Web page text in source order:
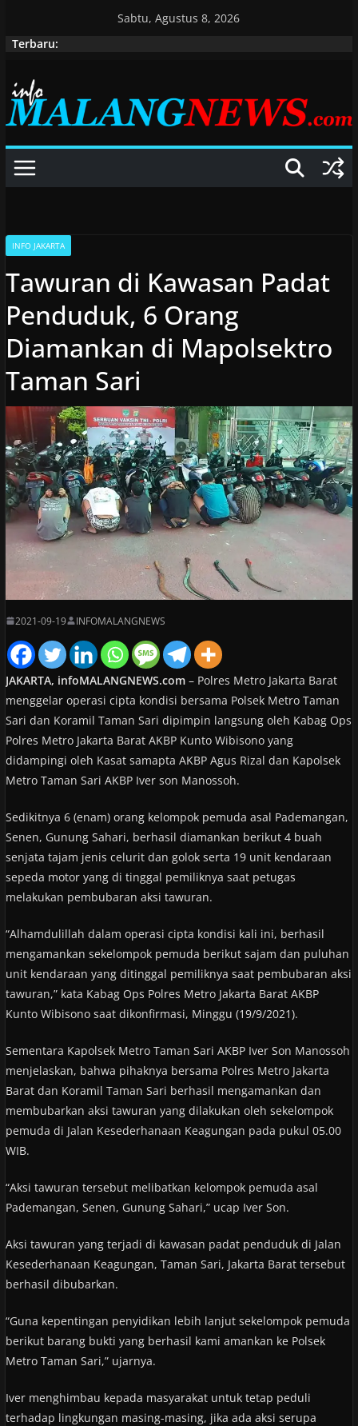
Sabtu, Agustus 8, 2026
Terbaru:
INFO JAKARTA
Tawuran di Kawasan Padat
Penduduk, 6 Orang
Diamankan di Mapolsektro
Taman Sari
2021-09-19 INFOMALANGNEWS
JAKARTA, infoMALANGNEWS.com– Polres Metro Jakarta Barat
menggelar operasi cipta kondisi bersama Polsek Metro Taman
Sari dan Koramil Taman Sari dipimpin langsung oleh Kabag Ops
Polres Metro Jakarta Barat AKBP Kunto Wibisono yang
didampingi oleh Kasat samapta AKBP Agus Rizal dan Kapolsek
Metro Taman Sari AKBP Iver son Manossoh.
Sedikitnya 6 (enam) orang kelompok pemuda asal Pademangan,
Senen, Gunung Sahari, berhasil diamankan berikut 4 buah
senjata tajam jenis celurit dan golok serta 19 unit kendaraan
sepeda motor yang di tinggal pemiliknya saat petugas
melakukan pembubaran aksi tawuran.
“Alhamdulillah dalam operasi cipta kondisi kali ini, berhasil
mengamankan sekelompok pemuda berikut sajam dan puluhan
unit kendaraan yang ditinggal pemiliknya saat pembubaran aksi
tawuran,” kata Kabag Ops Polres Metro Jakarta Barat AKBP
Kunto Wibisono saat dikonfirmasi, Minggu (19/9/2021).
Sementara Kapolsek Metro Taman Sari AKBP Iver Son Manossoh
menjelaskan, bahwa pihaknya bersama Polres Metro Jakarta
Barat dan Koramil Taman Sari berhasil mengamankan dan
membubarkan aksi tawuran yang dilakukan oleh sekelompok
pemuda di Jalan Kesederhanaan Keagungan pada pukul 05.00
WIB.
“Aksi tawuran tersebut melibatkan kelompok pemuda asal
Pademangan, Senen, Gunung Sahari,” ucap Iver Son.
Aksi tawuran yang terjadi di kawasan padat penduduk di Jalan
Kesederhanaan Keagungan, Taman Sari, Jakarta Barat tersebut
berhasil dibubarkan.
“Guna kepentingan penyidikan lebih lanjut sekelompok pemuda
berikut barang bukti yang berhasil kami amankan ke Polsek
Metro Taman Sari,” ujarnya.
Iver menghimbau kepada masyarakat untuk tetap peduli
terhadap lingkungan masing-masing, jika ada aksi serupa